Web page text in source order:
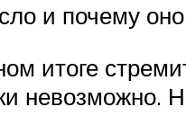
и почему
итоге
невозможно.